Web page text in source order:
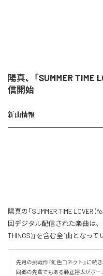
陽真、「SUMMER TIME
信開始
新曲情報
陽真の「SUMMER TIME LOVER
回デジタル配信された楽曲は、
THINGS)」を含む全1曲となって
先月の挑戦作『虹色コネクト』に続
同郷の先輩でもある藤正裕太がボー